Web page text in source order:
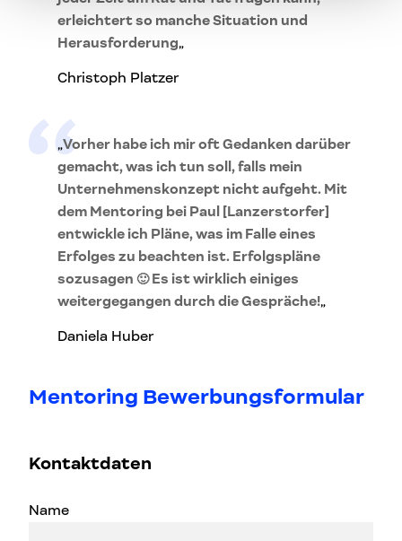
erleichtert so manche Situation und
Herausforderung„
Christoph Platzer
„Vorher habe ich mir oft Gedanken darüber
gemacht, was ich tun soll, falls mein
Unternehmenskonzept nicht aufgeht. Mit
dem Mentoring bei Paul [Lanzerstorfer]
entwickle ich Pläne, was im Falle eines
Erfolges zu beachten ist. Erfolgspläne
sozusagen 🙂 Es ist wirklich einiges
weitergegangen durch die Gespräche!„
Daniela Huber
Mentoring Bewerbungsformular
Kontaktdaten
Name